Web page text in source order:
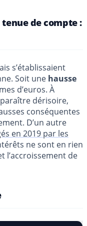
de compte :
s’établissaient
Soit une hausse
d’euros. À
dérisoire,
conséquentes
D’un autre
en 2019 par les
ne sont en rien
l’accroissement de